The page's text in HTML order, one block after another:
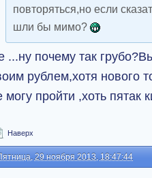
повторяться,но если
шли бы мимо?
...ну почему так
рублем,хотя нового
могу пройти ,хоть пятак
Наверх
29 ноября 2013, 18:47:44